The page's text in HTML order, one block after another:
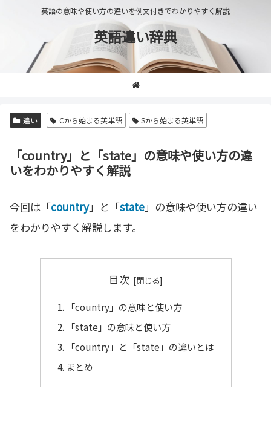
英語の意味や使い方の違いを例文付きでわかりやすく解説
英語違い辞典
違い Cから始まる英単語 Sから始まる英単語
「country」と「state」の意味や使い方の違
いをわかりやすく解説
今回は「country」と「state」の意味や使い方の違い
をわかりやすく解説します。
目次
「country」の意味と使い方
「state」の意味と使い方
「country」と「state」の違いとは
まとめ